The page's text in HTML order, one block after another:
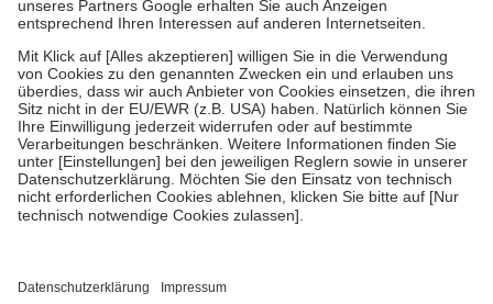
Um das Engagement der Versicherten für ihre eigene Gesundheit zu
stärken und die besondere Stellung der Familie zu unterstützen,
fallenkeine Zuzahlungenan bei:
• Kindern und Jugendlichen bis zum vollendeten 18. Lebensjahr
mit Ausnahme der Fahrkosten
• Untersuchungen zur Vorsorge und Früherkennung, die von der
GKV getragen werden
• empfohlenen Schutzimpfungen
• Harn- und Blutteststreifen
getroffen, um sicherzustellen, dass es sich um echte Bewertungen